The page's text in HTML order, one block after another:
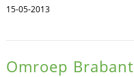
15-05-2013
Omroep